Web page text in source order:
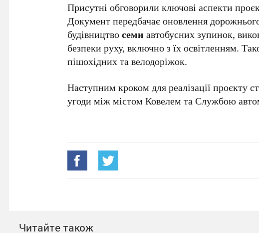
Присутні обговорили ключові аспекти
Документ передбачає оновлення
будівництвосеми автобусних зупинок,
безпеки руху, включно з їх освітленням.
пішохідних та велодоріжок.
Наступним кроком для реалізації проєкту
угоди між містом Ковелем та Службою
Читайте також